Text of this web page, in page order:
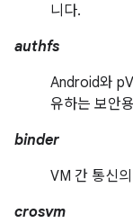
니다.
authfs
Android와
유하는 보안
binder
VM 간 통신
crosvm